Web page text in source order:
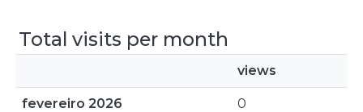
Total visits per month
views
fevereiro 2026 0